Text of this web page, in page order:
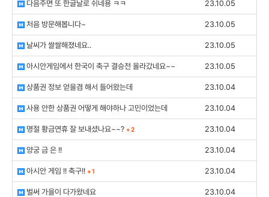
다음주면 또 한글날로 쉬네용 ㅋㅋ 23.10.05
처음 방문해봅니다~ 23.10.05
날씨가 쌀쌀해졌네요.. 23.10.05
아시안게임에서 한국이 축구 결승전 올라갔네요~~ 23.10.05
상품권 정보 얻을겸 해서 들어왔는데 23.10.04
사용 안한 상품권 어떻게 해야하나 고민이었는데 23.10.04
명절 황금연휴 잘 보내셨나요~~? + 2 23.10.04
양궁 금 은 !! 23.10.04
아시안 게임 !! 축구!! + 1 23.10.04
벌써 가을이 다가왔네요 23.10.04